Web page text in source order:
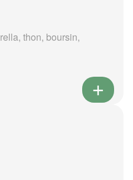
thon, boursin,